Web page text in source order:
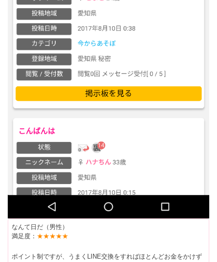
なんて日だ（男性）
満足度： ★★★★★
ポイント制ですが、うまくLINE交換をすればほとんどお金をかけず